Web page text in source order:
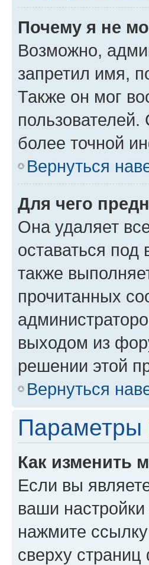
Почему я не
Возможно,
запретил имя,
Также он мог
более точной
Вернуться
Для чего
Она удаляет
оставаться
также
прочитанных
выходом из
решении этой
Вернуться
Параметры
Как изменить
Если вы
ваши
нажмите
сверху